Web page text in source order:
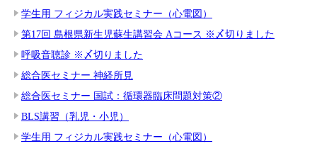
学生用 フィジカル実践セミナー（心電図）
第17回 島根県新生児蘇生講習会 Aコース ※〆切りました
呼吸音聴診 ※〆切りました
総合医セミナー 神経所見
総合医セミナー 国試：循環器臨床問題対策②
BLS講習（乳児・小児）
学生用 フィジカル実践セミナー（心電図）